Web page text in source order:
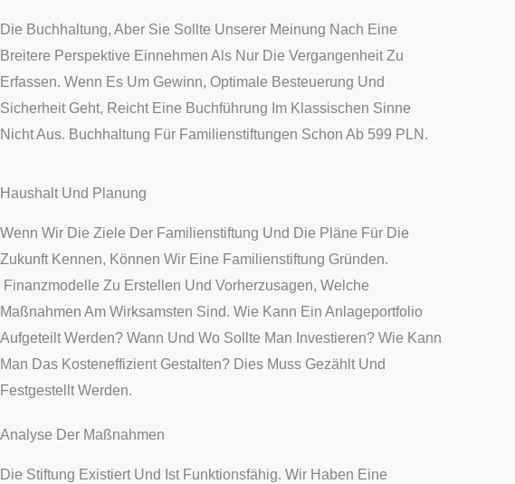
Die Buchhaltung, Aber Sie Sollte Unserer Meinung Nach Eine
Breitere Perspektive Einnehmen Als Nur Die Vergangenheit Zu
Erfassen. Wenn Es Um Gewinn, Optimale Besteuerung Und
Sicherheit Geht, Reicht Eine Buchführung Im Klassischen Sinne
Nicht Aus. Buchhaltung Für Familienstiftungen Schon Ab 599 PLN.
Haushalt Und Planung
Wenn Wir Die Ziele Der Familienstiftung Und Die Pläne Für Die
Zukunft Kennen, Können Wir Eine Familienstiftung Gründen.
Finanzmodelle Zu Erstellen Und Vorherzusagen, Welche
Maßnahmen Am Wirksamsten Sind. Wie Kann Ein Anlageportfolio
Aufgeteilt Werden? Wann Und Wo Sollte Man Investieren? Wie Kann
Man Das Kosteneffizient Gestalten? Dies Muss Gezählt Und
Festgestellt Werden.
Analyse Der Maßnahmen
Die Stiftung Existiert Und Ist Funktionsfähig. Wir Haben Eine